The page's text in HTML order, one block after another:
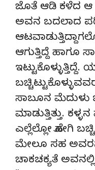
ಜೊತೆ ಆಡಿ ಕಳೆದ ಆ
ಅವನ ಬದಲಾದ
ಆಗುತ್ತಿದ್ದೆ ಹಾಗೂ
ಸಾಬೂನ ಮೆದುಳು
ಮಾಡುತ್ತಿತ್ತು.
ಎಲ್ಲೆಲ್ಲೋ ಹೋಗಿ
ಮೇಲೂ ಸಹ
ಚಾಕಚಕ್ಯತೆ